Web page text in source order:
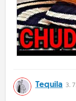
Tequila 3. 7.